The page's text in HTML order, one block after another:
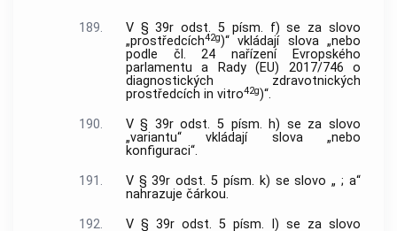
189.
V § 39r odst. 5 písm. f) se za slovo
„prostředcích42g)“ vkládají slova „nebo
podle čl. 24 nařízení Evropského
parlamentu a Rady (EU) 2017/746 o
diagnostických zdravotnických
prostředcích in vitro42g)“.
190.
V § 39r odst. 5 písm. h) se za slovo
„variantu“ vkládají slova „nebo
konfiguraci“.
191.
V § 39r odst. 5 písm. k) se slovo „ ; a“
nahrazuje čárkou.
192.
V § 39r odst. 5 písm. l) se za slovo